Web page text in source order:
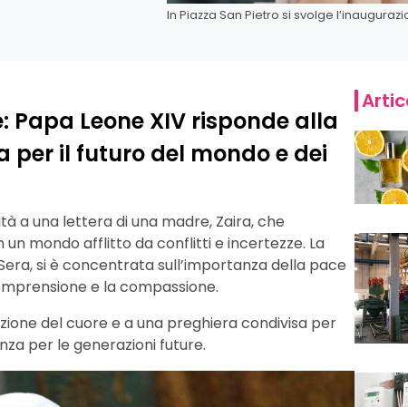
In Piazza San Pietro si svolge
Leone XIV risponde alla
il futuro del mondo e dei
a una lettera di una madre, Zaira, che
mondo afflitto da conflitti e incertezze. La
si è concentrata sull’importanza della pace
e la compassione.
del cuore e a una preghiera condivisa per
per le generazioni future.